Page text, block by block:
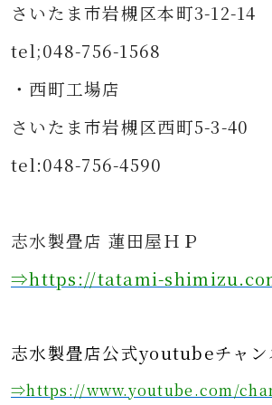
さいたま市岩槻区本町3-12-14
tel;048-756-1568
・西町工場店
さいたま市岩槻区西町5-3-40
tel:048-756-4590
志水製畳店 蓮田屋ＨＰ
⇒https://tatami-
志水製畳店公式youtubeチャン
⇒https://www.youtube.com/